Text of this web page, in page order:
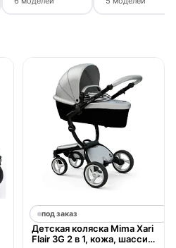
под заказ
Детская коляска Mima Xari
Flair 3G 2 в 1, кожа, шасси